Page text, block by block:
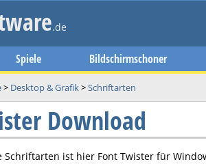
.de
Spiele Bildschirmschoner
> Desktop & Grafik>Schriftarten
Download
Schriftarten ist hier Font Twister für